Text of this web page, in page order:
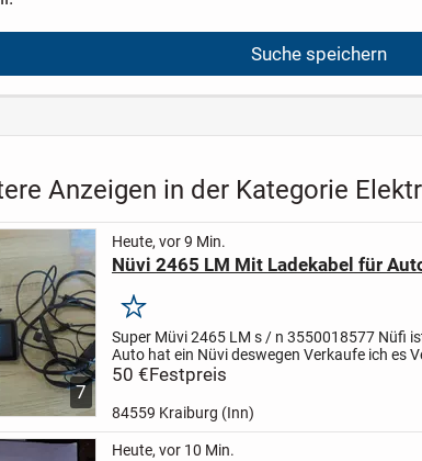
Suche speichern
Anzeigen in der Kategorie
7
Heute, vor 9 Min.
Nüvi 2465 LM Mit Ladekabel für
Merken
Super Müvi 2465 LM s / n 3550018577 Nüfi
Auto hat ein Nüvi deswegen Verkaufe ich es
meine Bankso wie gesehen so Gekauft
50 €Festpreis
84559 Kraiburg (Inn)
Heute, vor 10 Min.